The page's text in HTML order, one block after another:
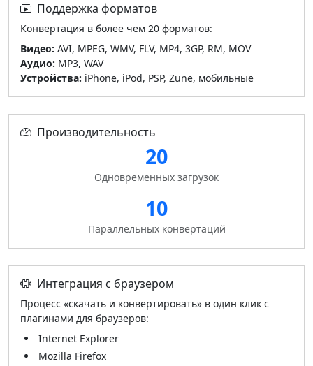
Поддержка форматов
Конвертация в более чем 20 форматов:
Видео: AVI, MPEG, WMV, FLV, MP4, 3GP, RM, MOV
Аудио: MP3, WAV
Устройства: iPhone, iPod, PSP, Zune, мобильные
Производительность
20
Одновременных загрузок
10
Параллельных конвертаций
Интеграция с браузером
Процесс «скачать и конвертировать» в один клик с
плагинами для браузеров:
Internet Explorer
Mozilla Firefox